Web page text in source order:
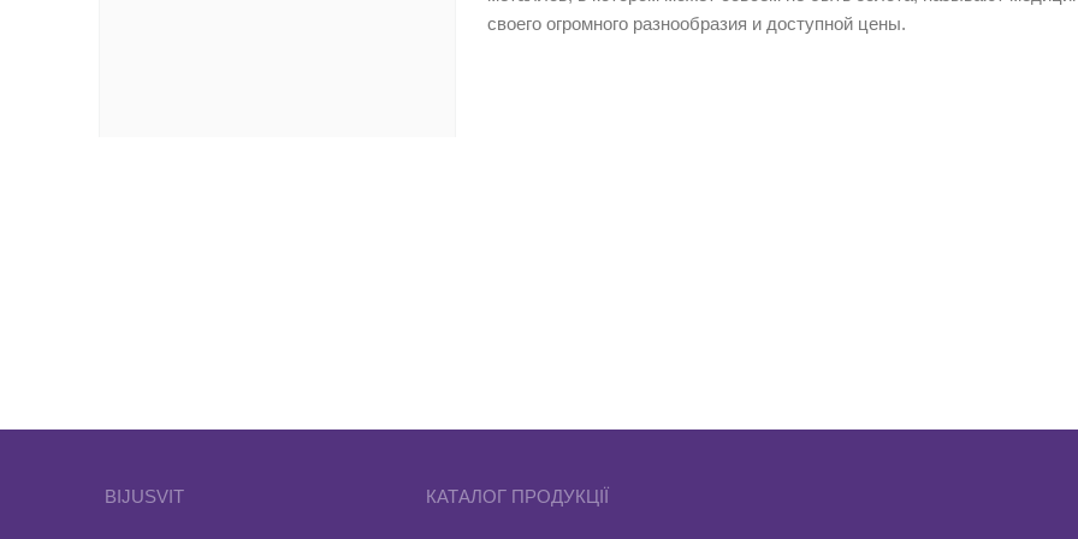
своего огромного разнообразия и доступной цены.
магний;
никель.
BIJUSVIT КАТАЛОГ ПРОДУКЦІЇ